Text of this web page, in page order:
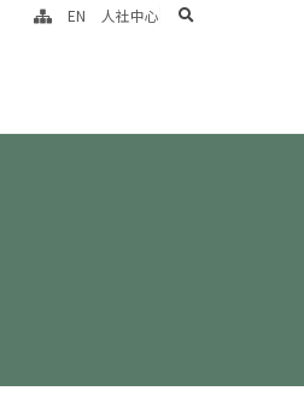
EN 人社中心 search